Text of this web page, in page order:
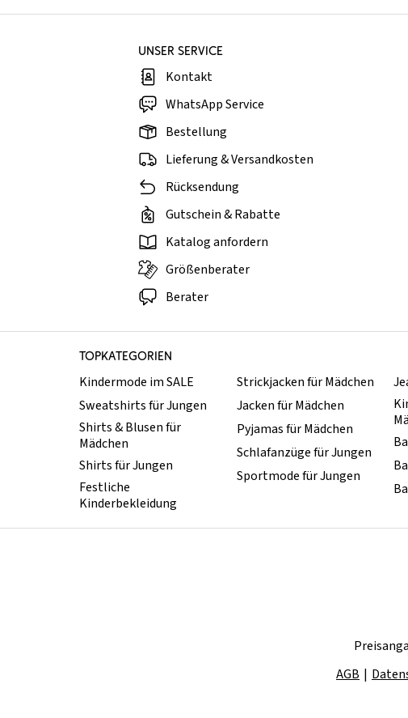
UNSER SERVICE
Kontakt
WhatsApp Service
Bestellung
Lieferung & Versandkosten
Rücksendung
Gutschein & Rabatte
Katalog anfordern
Größenberater
Berater
TOPKATEGORIEN
Kindermode im SALE
Sweatshirts für Jungen
Shirts & Blusen für
Mädchen
Shirts für Jungen
Festliche
Kinderbekleidung
Strickjacken für Mädchen
Jacken für Mädchen
Pyjamas für Mädchen
Schlafanzüge für Jungen
Sportmode für Jungen
AGB